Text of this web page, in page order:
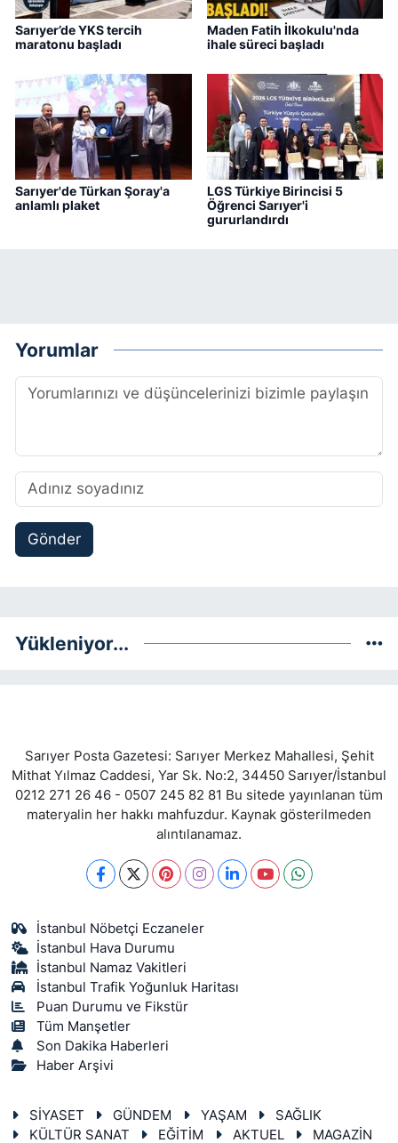
Sarıyer’de YKS tercih
maratonu başladı
Maden Fatih İlkokulu'nda
ihale süreci başladı
Sarıyer'de Türkan Şoray'a
anlamlı plaket
LGS Türkiye Birincisi 5
Öğrenci Sarıyer'i
gururlandırdı
Yorumlar
Gönder
Yükleniyor...
Sarıyer Posta Gazetesi: Sarıyer Merkez Mahallesi, Şehit
Mithat Yılmaz Caddesi, Yar Sk. No:2, 34450 Sarıyer/İstanbul
0212 271 26 46 - 0507 245 82 81 Bu sitede yayınlanan tüm
materyalin her hakkı mahfuzdur. Kaynak gösterilmeden
alıntılanamaz.
İstanbul Nöbetçi Eczaneler
İstanbul Hava Durumu
İstanbul Namaz Vakitleri
İstanbul Trafik Yoğunluk Haritası
Puan Durumu ve Fikstür
Tüm Manşetler
Son Dakika Haberleri
Haber Arşivi
SİYASET GÜNDEM YAŞAM
SAĞLIK
KÜLTÜR SANAT
EĞİTİM AKTUEL MAGAZİN